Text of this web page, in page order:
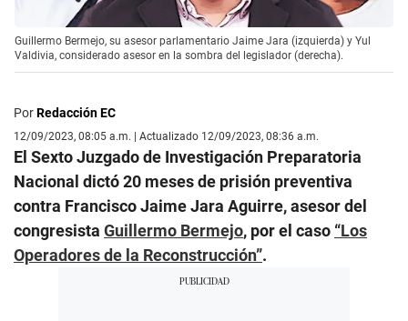
Guillermo Bermejo, su asesor parlamentario Jaime Jara (izquierda) y Yul
Valdivia, considerado asesor en la sombra del legislador (derecha).
PorRedacción EC
12/09/2023, 08:05 a.m. | Actualizado 12/09/2023, 08:36 a.m.
El Sexto Juzgado de Investigación Preparatoria
Nacional dictó 20 meses de prisión preventiva
contra Francisco Jaime Jara Aguirre, asesor del
congresista Guillermo Bermejo, por el caso “Los
Operadores de la Reconstrucción”.